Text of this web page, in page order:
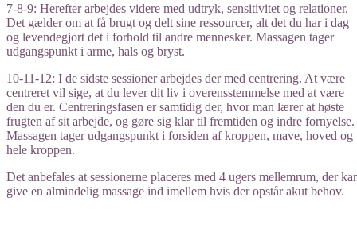
7-8-9: Herefter arbejdes videre med udtryk, sensitivitet og relationer.
Det gælder om at få brugt og delt sine ressourcer, alt det du har i dag
og levendegjort det i forhold til andre mennesker. Massagen tager
udgangspunkt i arme, hals og bryst.
10-11-12: I de sidste sessioner arbejdes der med centrering. At være
centreret vil sige, at du lever dit liv i overensstemmelse med at være
den du er. Centreringsfasen er samtidig der, hvor man lærer at høste
frugten af sit arbejde, og gøre sig klar til fremtiden og indre fornyelse.
Massagen tager udgangspunkt i forsiden af kroppen, mave, hoved og
hele kroppen.
Det anbefales at sessionerne placeres med 4 ugers mellemrum, der
give en almindelig massage ind imellem hvis der opstår akut behov.